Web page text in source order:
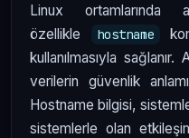
Linux ortamlarında
özellikle
hostname
kullanılmasıyla
verilerin güvenlik
Hostname bilgisi,
sistemlerle olan